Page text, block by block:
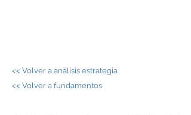
<< Volver a análisis estrategia
<< Volver a fundamentos